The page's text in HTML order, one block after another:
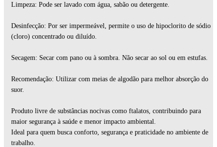
Limpeza: Pode ser lavado com água, sabão ou detergente.
Desinfecção: Por ser impermeável, permite o uso de hipoclorito de sódio
(cloro) concentrado ou diluído.
Secagem: Secar com pano ou à sombra. Não secar ao sol ou em estufas.
Recomendação: Utilizar com meias de algodão para melhor absorção do
suor.
Produto livre de substâncias nocivas como ftalatos, contribuindo para
maior segurança à saúde e menor impacto ambiental.
Ideal para quem busca conforto, segurança e praticidade no ambiente de
trabalho.